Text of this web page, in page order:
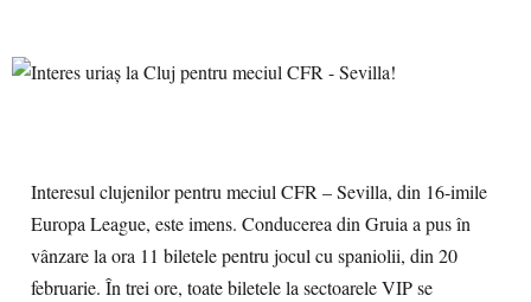
Interesul clujenilor pentru meciul CFR – Sevilla, din 16-imile
Europa League, este imens. Conducerea din Gruia a pus în
vânzare la ora 11 biletele pentru jocul cu spaniolii, din 20
februarie. În trei ore, toate biletele la sectoarele VIP se